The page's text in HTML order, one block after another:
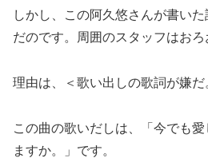
しかし、この阿久悠さんが書い
だのです。周囲のスタッフはお
理由は、＜歌い出しの歌詞が嫌だ
この曲の歌いだしは、「今でも
ますか。」です。